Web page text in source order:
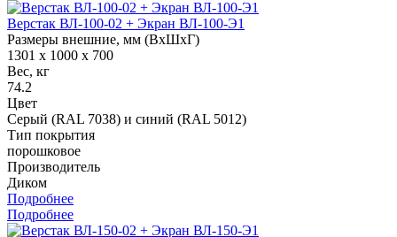
Верстак ВЛ-100-02 + Экран ВЛ-100-Э1
Размеры внешние, мм (ВхШхГ)
1301 x 1000 x 700
Вес, кг
74.2
Цвет
Серый (RAL 7038) и синий (RAL 5012)
Тип покрытия
порошковое
Производитель
Диком
Подробнее
Подробнее